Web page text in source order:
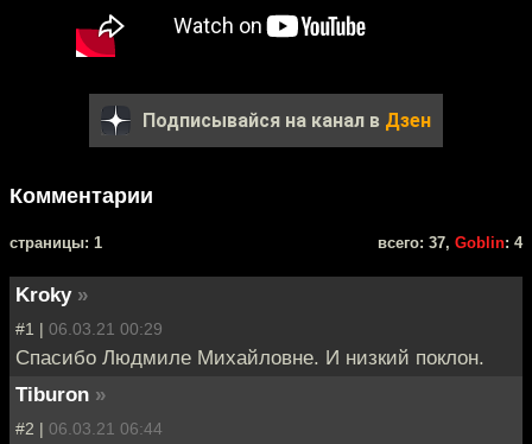
Подписывайся на канал в Дзен
Комментарии
cтраницы: 1 всего: 37, Goblin: 4
Kroky »
#1 | 06.03.21 00:29
Спасибо Людмиле Михайловне. И низкий поклон.
Tiburon »
#2 | 06.03.21 06:44